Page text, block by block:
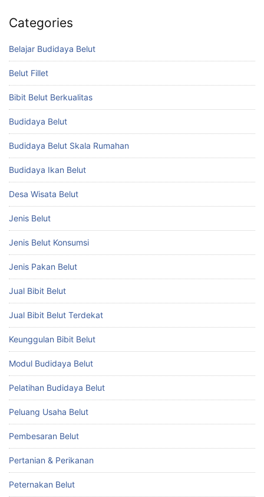
Categories
Belajar Budidaya Belut
Belut Fillet
Bibit Belut Berkualitas
Budidaya Belut
Budidaya Belut Skala Rumahan
Budidaya Ikan Belut
Desa Wisata Belut
Jenis Belut
Jenis Belut Konsumsi
Jenis Pakan Belut
Jual Bibit Belut
Jual Bibit Belut Terdekat
Keunggulan Bibit Belut
Modul Budidaya Belut
Pelatihan Budidaya Belut
Peluang Usaha Belut
Pembesaran Belut
Pertanian & Perikanan
Peternakan Belut